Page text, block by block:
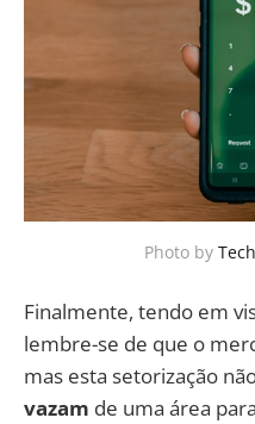
Photo by
Finalmente, tendo em
lembre-se de que o
mas esta setorização
vazam de uma área